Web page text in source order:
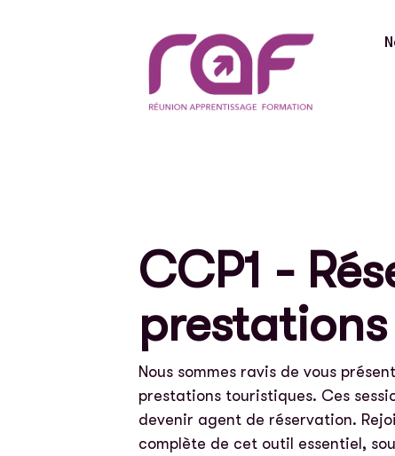
CCP1 -
Nous sommes ravis de vous
prestations touristiques. Ces
devenir agent de réservation.
complète de cet outil essentiel,